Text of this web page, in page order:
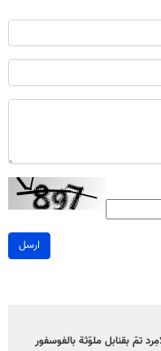
ارسل
تمّ بقنابل ملوّثة بالفوسفور